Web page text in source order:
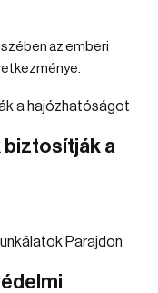
az emberi
biztosítják a